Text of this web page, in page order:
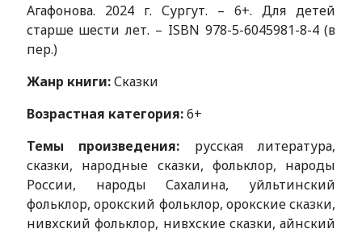
Агафонова. 2024 г. Сургут. – 6+. Для детей
старше шести лет. – ISBN 978-5-6045981-8-4 (в
пер.)
Жанр книги:Сказки
Возрастная категория:6+
Темы произведения: русская литература,
сказки, народные сказки, фольклор, народы
России, народы Сахалина, уйльтинский
фольклор, орокский фольклор, орокские сказки,
нивхский фольклор, нивхские сказки, айнский